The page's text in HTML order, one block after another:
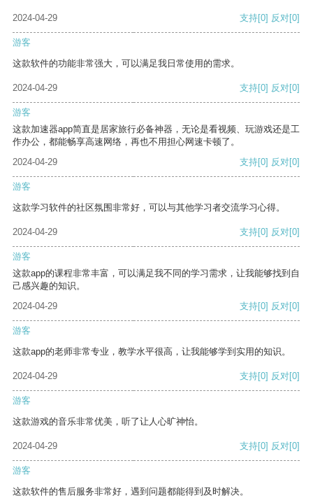
2024-04-29 支持[0] 反对[0]
游客
这款软件的功能非常强大，可以满足我日常使用的需求。
2024-04-29 支持[0] 反对[0]
游客
这款加速器app简直是居家旅行必备神器，无论是看视频、玩游戏还是工
作办公，都能畅享高速网络，再也不用担心网速卡顿了。
2024-04-29
支持[0] 反对[0]
游客
这款学习软件的社区氛围非常好，可以与其他学习者交流学习心得。
2024-04-29 支持[0] 反对[0]
游客
这款app的课程非常丰富，可以满足我不同的学习需求，让我能够找到自
己感兴趣的知识。
2024-04-29
支持[0] 反对[0]
游客
这款app的老师非常专业，教学水平很高，让我能够学到实用的知识。
2024-04-29 支持[0] 反对[0]
游客
这款游戏的音乐非常优美，听了让人心旷神怡。
2024-04-29 支持[0] 反对[0]
游客
这款软件的售后服务非常好，遇到问题都能得到及时解决。